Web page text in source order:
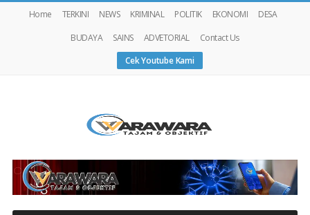
Home TERKINI NEWS KRIMINAL POLITIK EKONOMI
DESA
BUDAYA
SAINS ADVETORIAL
Contact Us
Cek Youtube Kami